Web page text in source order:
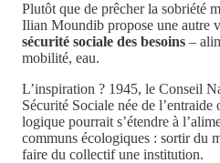
Plutôt que de prêcher la sobriété
Ilian Moundib propose une autre
sécurité sociale des besoins –
mobilité, eau.
L’inspiration ? 1945, le Conseil
Sécurité Sociale née de
logique pourrait s’étendre à
communs écologiques : sortir du
faire du collectif une institution.